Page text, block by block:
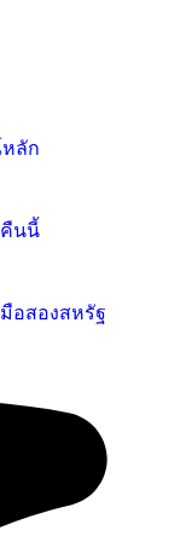
หลัก
คืนนี้
อสองสหรัฐ